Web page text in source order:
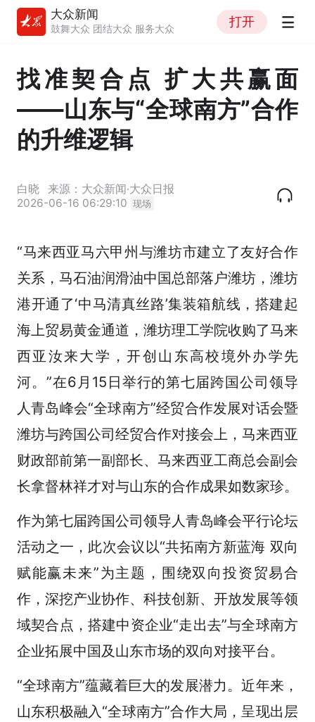
大众新闻
鼓舞大众 团结大众 服务大众
打开
找准契合点 扩大共赢面
——山东与“全球南方”合作
的升维逻辑
白晓
来源：大众新闻·大众日报
2026-06-16 06:29:10 现场
“马来西亚马六甲州与潍坊市建立了友好合作
关系，马石油润滑油中国总部落户潍坊，潍坊
港开通了‘中马清真丝路’集装箱航线，搭建起
海上贸易黄金通道，潍坊理工学院收购了马来
西亚汝来大学，开创山东高校境外办学先
河。”在6月15日举行的第七届跨国公司领导
人青岛峰会“全球南方”经贸合作发展对话会暨
潍坊与跨国公司经贸合作对接会上，马来西亚
财政部前第一副部长、马来西亚工商总会副会
长拿督林祥才对与山东的合作成果如数家珍。
作为第七届跨国公司领导人青岛峰会平行论坛
活动之一，此次会议以“共拓南方新蓝海 双向
赋能赢未来”为主题，围绕双向投资贸易合
作，深挖产业协作、科技创新、开放发展等领
域契合点，搭建中资企业“走出去”与全球南方
企业拓展中国及山东市场的双向对接平台。
“全球南方”蕴藏着巨大的发展潜力。近年来，
山东积极融入“全球南方”合作大局，呈现出层